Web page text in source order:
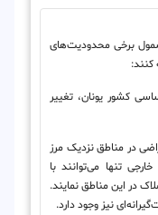
برخی محدودیت‌های
کنند:
کشور یونان، تغییر
در مناطق نزدیک مرز
تنها می‌توانند با
در این مناطق نمایند.
نیز وجود دارد.